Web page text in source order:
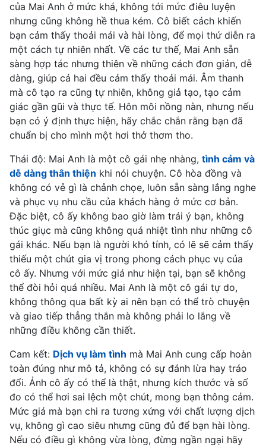
của Mai Anh ở mức khá, không tới mức điêu luyện
nhưng cũng không hề thua kém. Cô biết cách khiến
bạn cảm thấy thoải mái và hài lòng, để mọi thứ diễn ra
một cách tự nhiên nhất. Về các tư thế, Mai Anh sẵn
sàng hợp tác nhưng thiên về những cách đơn giản, dễ
dàng, giúp cả hai đều cảm thấy thoải mái. Âm thanh
mà cô tạo ra cũng tự nhiên, không giả tạo, tạo cảm
giác gần gũi và thực tế. Hôn môi nồng nàn, nhưng nếu
bạn có ý định thực hiện, hãy chắc chắn rằng bạn đã
chuẩn bị cho mình một hơi thở thơm tho.
Thái độ: Mai Anh là một cô gái nhẹ nhàng, tình cảm và
dễ dàng thân thiện khi nói chuyện. Cô hòa đồng và
không có vẻ gì là chảnh chọe, luôn sẵn sàng lắng nghe
và phục vụ nhu cầu của khách hàng ở mức cơ bản.
Đặc biệt, cô ấy không bao giờ làm trái ý bạn, không
thúc giục mà cũng không quá nhiệt tình như những cô
gái khác. Nếu bạn là người khó tính, có lẽ sẽ cảm thấy
thiếu một chút gia vị trong phong cách phục vụ của
cô ấy. Nhưng với mức giá như hiện tại, bạn sẽ không
thể đòi hỏi quá nhiều. Mai Anh là một cô gái tự do,
không thông qua bất kỳ ai nên bạn có thể trò chuyện
và giao tiếp thẳng thắn mà không phải lo lắng về
những điều không cần thiết.
Cam kết: Dịch vụ làm tình mà Mai Anh cung cấp hoàn
toàn đúng như mô tả, không có sự đánh lừa hay tráo
đổi. Ảnh cô ấy có thể là thật, nhưng kích thước và số
đo có thể hơi sai lệch một chút, mong bạn thông cảm.
Mức giá mà bạn chi ra tương xứng với chất lượng dịch
vụ, không gì cao siêu nhưng cũng đủ để bạn hài lòng.
Nếu có điều gì không vừa lòng, đừng ngần ngại hãy